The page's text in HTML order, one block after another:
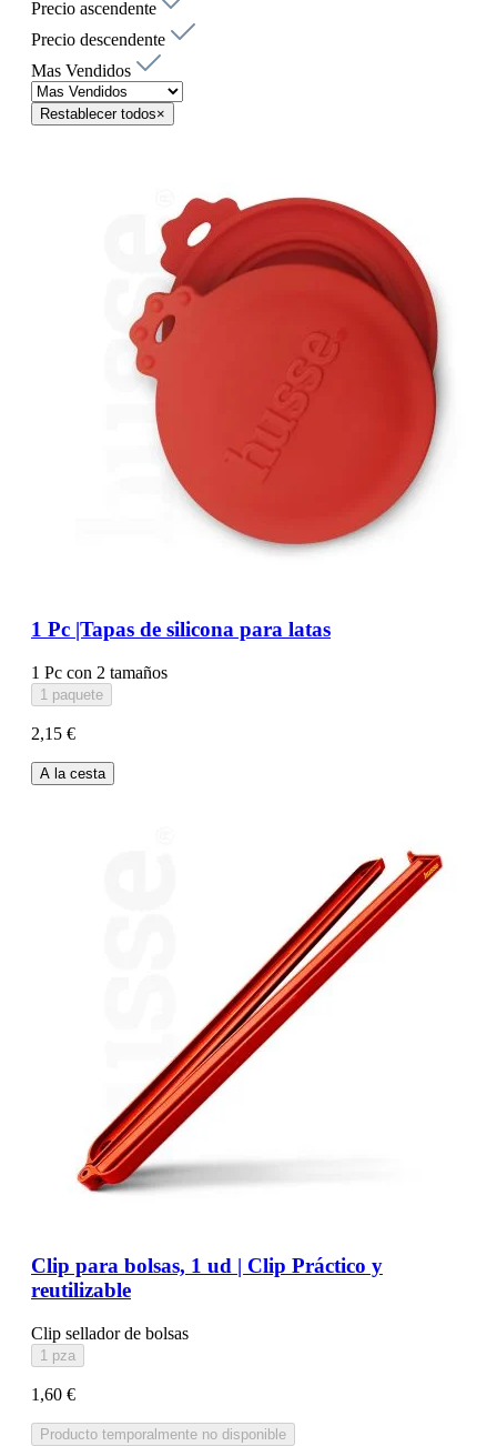
Precio ascendente
Precio descendente
Mas Vendidos
Restablecer todos×
1 Pc |Tapas de silicona para latas
1 Pc con 2 tamaños
1 paquete
2,15 €
A la cesta
Clip para bolsas, 1 ud | Clip Práctico y
reutilizable
Clip sellador de bolsas
1 pza
1,60 €
Producto temporalmente no disponible